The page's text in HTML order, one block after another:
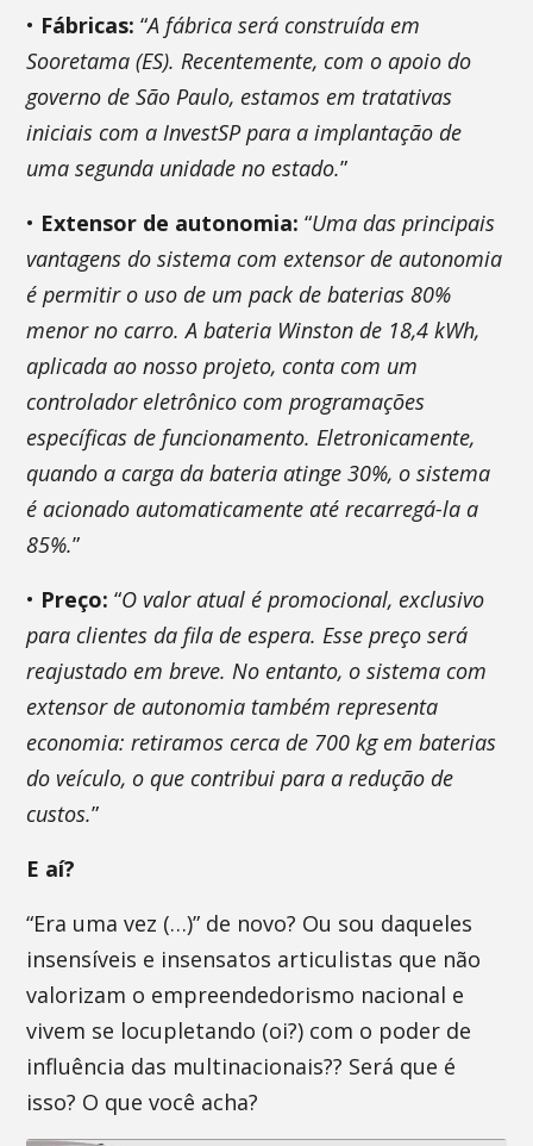
• Fábricas: “A fábrica será construída em
Sooretama (ES). Recentemente, com o apoio do
governo de São Paulo, estamos em tratativas
iniciais com a InvestSP para a implantação de
uma segunda unidade no estado.”
• Extensor de autonomia: “Uma das principais
vantagens do sistema com extensor de autonomia
é permitir o uso de um pack de baterias 80%
menor no carro. A bateria Winston de 18,4 kWh,
aplicada ao nosso projeto, conta com um
controlador eletrônico com programações
específicas de funcionamento. Eletronicamente,
quando a carga da bateria atinge 30%, o sistema
é acionado automaticamente até recarregá-la a
85%.”
• Preço: “O valor atual é promocional, exclusivo
para clientes da fila de espera. Esse preço será
reajustado em breve. No entanto, o sistema com
extensor de autonomia também representa
economia: retiramos cerca de 700 kg em baterias
do veículo, o que contribui para a redução de
custos.”
E aí?
“Era uma vez (…)” de novo? Ou sou daqueles
insensíveis e insensatos articulistas que não
valorizam o empreendedorismo nacional e
vivem se locupletando (oi?) com o poder de
influência das multinacionais?? Será que é
isso? O que você acha?